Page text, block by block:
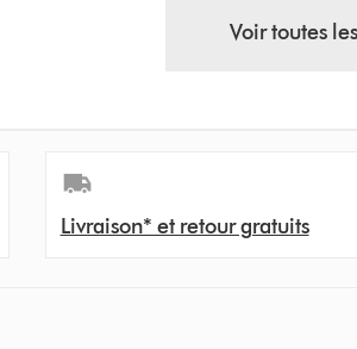
Voir toutes
Livraison* et retour gratuits